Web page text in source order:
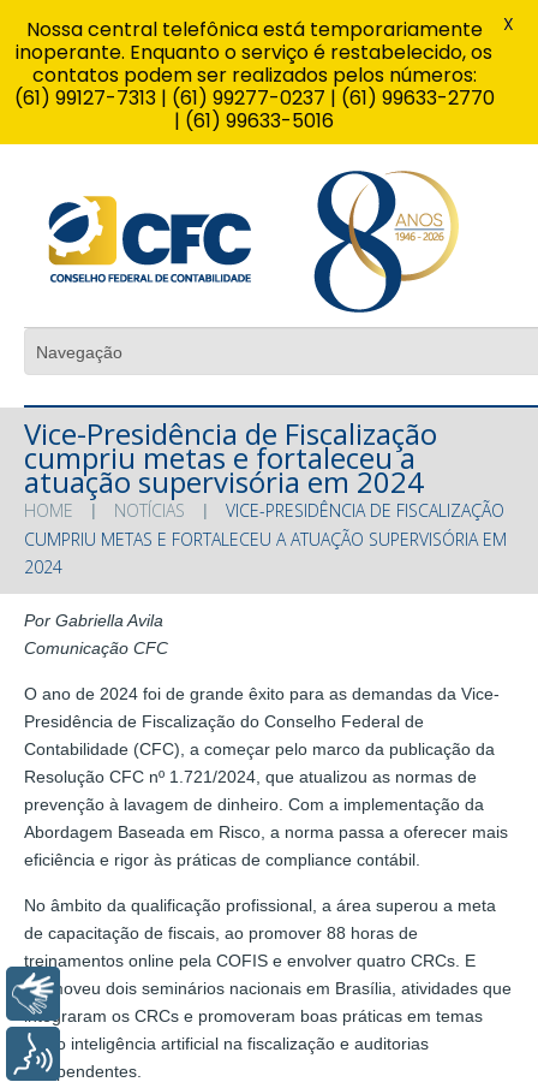
Vice-Presidência de Fiscalização
cumpriu metas e fortaleceu a
atuação supervisória em 2024
HOME NOTÍCIAS
VICE-PRESIDÊNCIA DE FISCALIZAÇÃO
CUMPRIU METAS E FORTALECEU A ATUAÇÃO SUPERVISÓRIA EM
2024
Por Gabriella Avila
Comunicação CFC
O ano de 2024 foi de grande êxito para as demandas da Vice-
Presidência de Fiscalização do Conselho Federal de
Contabilidade (CFC), a começar pelo marco da publicação da
Resolução CFC nº 1.721/2024, que atualizou as normas de
prevenção à lavagem de dinheiro. Com a implementação da
Abordagem Baseada em Risco, a norma passa a oferecer mais
eficiência e rigor às práticas de compliance contábil.
No âmbito da qualificação profissional, a área superou a meta
de capacitação de fiscais, ao promover 88 horas de
treinamentos online pela COFIS e envolver quatro CRCs. E
promoveu dois seminários nacionais em Brasília, atividades que
integraram os CRCs e promoveram boas práticas em temas
como inteligência artificial na fiscalização e auditorias
independentes.
Nossa central telefônica está temporariamente
inoperante. Enquanto o serviço é restabelecido, os
contatos podem ser realizados pelos números:
(61) 99127-7313 | (61) 99277-0237 | (61) 99633-2770
| (61) 99633-5016
X
Libras
Voz